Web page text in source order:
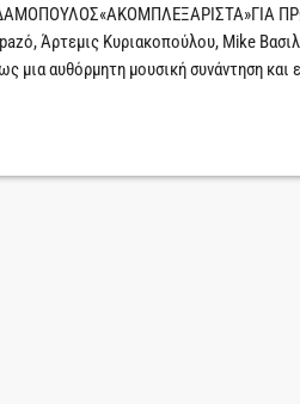
Άρτεμις Κυριακοπούλου, Mike
μια αυθόρμητη μουσική συνάντηση και
Άριστα», σε μια βραδιά που δεν